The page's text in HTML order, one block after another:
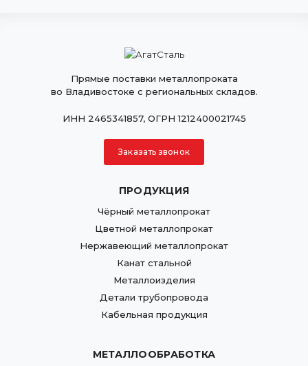
Прямые поставки металлопроката
во Владивостоке с региональных складов.
ИНН 2465341857, ОГРН 1212400021745
Заказать звонок
ПРОДУКЦИЯ
Чёрный металлопрокат
Цветной металлопрокат
Нержавеющий металлопрокат
Канат стальной
Металлоизделия
Детали трубопровода
Кабельная продукция
МЕТАЛЛООБРАБОТКА